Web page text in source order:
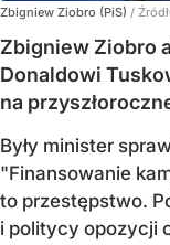
Zbigniew Ziobro (PiS) /
Zbigniew Ziobro
Donaldowi
na
Były minister
"Finansowanie
to przestępstwo.
i politycy opozycji